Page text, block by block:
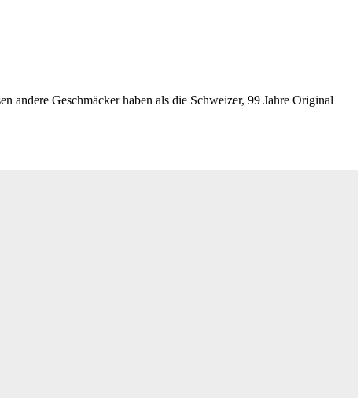
andere Geschmäcker haben als die Schweizer, 99 Jahre Original